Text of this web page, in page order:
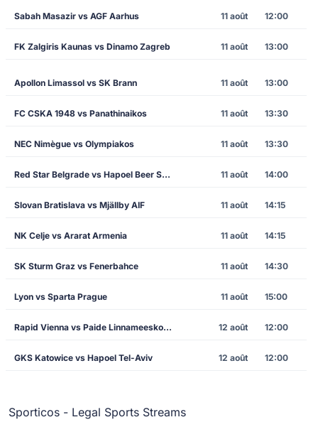
Sabah Masazir vs AGF Aarhus 11 août 12:00
FK Zalgiris Kaunas vs Dinamo Zagreb 11 août 13:00
Apollon Limassol vs SK Brann 11 août 13:00
FC CSKA 1948 vs Panathinaikos 11 août 13:30
NEC Nimègue vs Olympiakos 11 août 13:30
Red Star Belgrade vs Hapoel Beer Sheva 11 août 14:00
Slovan Bratislava vs Mjällby AIF 11 août 14:15
NK Celje vs Ararat Armenia 11 août 14:15
SK Sturm Graz vs Fenerbahce 11 août 14:30
Lyon vs Sparta Prague 11 août 15:00
Rapid Vienna vs Paide Linnameeskond 12 août 12:00
GKS Katowice vs Hapoel Tel-Aviv 12 août 12:00
Sporticos - Legal Sports Streams